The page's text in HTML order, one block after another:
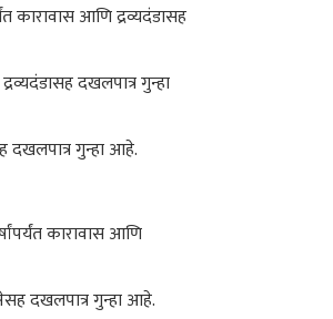
कारावास आणि द्रव्यदंडासह
दखलपात्र गुन्हा
दखलपात्र गुन्हा आहे.
कारावास आणि
दखलपात्र गुन्हा आहे.